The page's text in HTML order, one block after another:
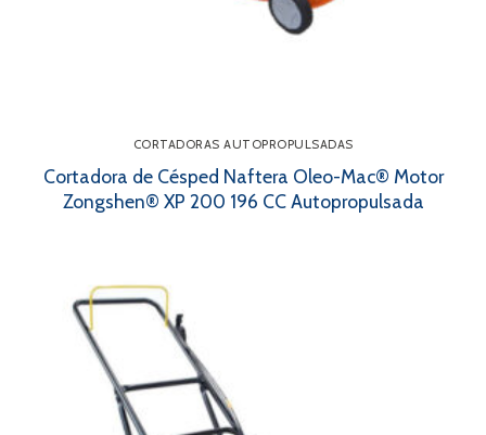
CORTADORAS AUTOPROPULSADAS
Cortadora de Césped Naftera Oleo-Mac® Motor
Zongshen® XP 200 196 CC Autopropulsada